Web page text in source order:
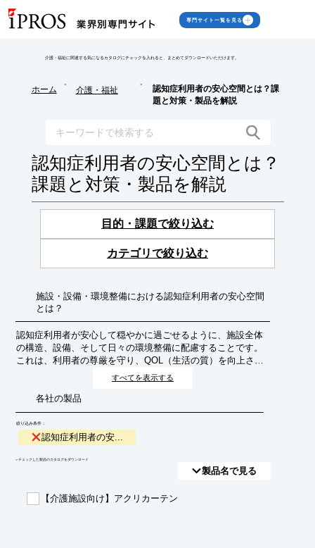
専門サイト一覧を見る
介護・福祉に関連する気になるカタログにチェックを入れると、まとめてダウンロードいただけます。
ホーム
>
介護・福祉
>
認知症利用者の安心空間とは？課
題と対策・製品を解説
認知症利用者の安心空間とは？
課題と対策・製品を解説
目的・課題で絞り込む
カテゴリで絞り込む
施設・設備・環境整備における認知症利用者の安心空間
とは？
認知症利用者が安心して穏やかに過ごせるように、施設全体
の構造、設備、そして日々の環境整備に配慮することです。
これは、利用者の尊厳を守り、QOL（生活の質）を向上させ
るための重要な取り組みです。
すべてを表示する
各社の製品
絞り込み条件：
認知症利用者の安...
​▼チェックした製品のカタログをダウンロード
製品名で見る
【介護施設向け】アクリカーテン